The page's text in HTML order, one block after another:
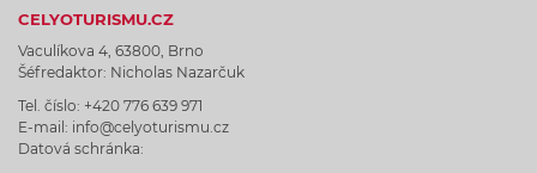
CELYOTURISMU.CZ
Vaculíkova 4, 63800, Brno
Šéfredaktor: Nicholas Nazarčuk
Tel. číslo: +420 776 639 971
E-mail: info@celyoturismu.cz
Datová schránka: